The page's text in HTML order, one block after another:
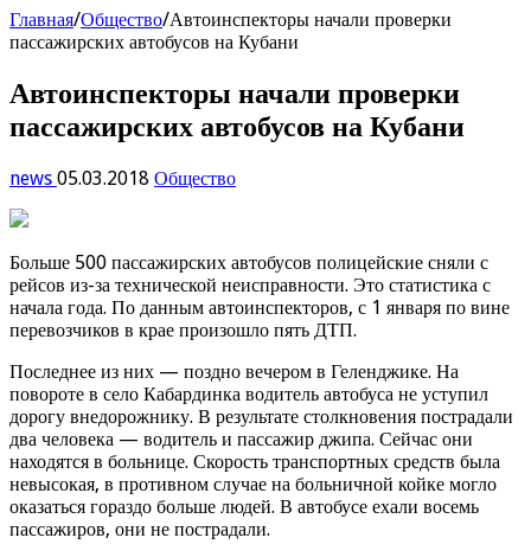
Главная/Общество/Автоинспекторы начали проверки
пассажирских автобусов на Кубани
Автоинспекторы начали проверки
пассажирских автобусов на Кубани
news 05.03.2018 Общество
Больше 500 пассажирских автобусов полицейские сняли с
рейсов из-за технической неисправности. Это статистика с
начала года. По данным автоинспекторов, с 1 января по вине
перевозчиков в крае произошло пять ДТП.
Последнее из них — поздно вечером в Геленджике. На
повороте в село Кабардинка водитель автобуса не уступил
дорогу внедорожнику. В результате столкновения пострадали
два человека — водитель и пассажир джипа. Сейчас они
находятся в больнице. Скорость транспортных средств была
невысокая, в противном случае на больничной койке могло
оказаться гораздо больше людей. В автобусе ехали восемь
пассажиров, они не пострадали.